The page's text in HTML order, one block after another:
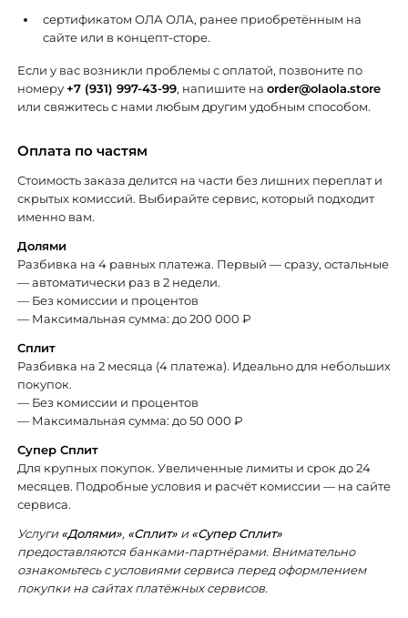
сертификатом ОЛА ОЛА, ранее приобретённым на
сайте или в концепт-сторе.
Если у вас возникли проблемы с оплатой, позвоните по
номеру+7 (931) 997-43-99, напишите на order@olaola.store
или свяжитесь с нами любым другим удобным способом.
Оплата по частям
Стоимость заказа делится на части без лишних переплат и
скрытых комиссий. Выбирайте сервис, который подходит
именно вам.
Долями
Разбивка на 4 равных платежа. Первый — сразу, остальные
— автоматически раз в 2 недели.
— Без комиссии и процентов
— Максимальная сумма: до 200 000 ₽
Сплит
Разбивка на 2 месяца (4 платежа). Идеально для небольших
покупок.
— Без комиссии и процентов
— Максимальная сумма: до 50 000 ₽
Супер Сплит
Для крупных покупок. Увеличенные лимиты и срок до 24
месяцев. Подробные условия и расчёт комиссии — на сайте
сервиса.
Услуги«Долями», «Сплит» и«Супер Сплит»
предоставляются банками-партнёрами. Внимательно
ознакомьтесь с условиями сервиса перед оформлением
покупки на сайтах платёжных сервисов.